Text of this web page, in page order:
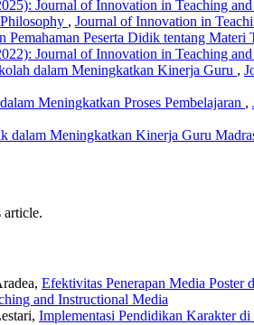
Journal of Innovation in Teaching
, Journal of Innovation in
Peserta Didik tentang
Journal of Innovation in Teaching
dalam Meningkatkan Kinerja Guru ,
Meningkatkan Proses Pembelajaran ,
dalam Meningkatkan Kinerja Guru
article.
Efektivitas Penerapan Media Poster
and Instructional Media
Implementasi Pendidikan Karakter